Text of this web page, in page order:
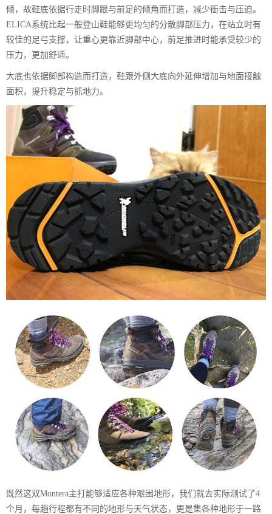
倾，故鞋底依据行走时脚跟与前足的倾角而打造，减少衝击与压迫。
ELICA系统比起一般登山鞋能够更均匀的分散脚部压力，在站立时有
较佳的足弓支撑，让重心更靠近脚部中心，前足推进时能承受较少的
压力，更加舒适。
大底也依据脚部构造而打造，鞋跟外侧大底向外延伸增加与地面接触
面积，提升稳定与抓地力。
既然这双Montera主打能够适应各种艰困地形，我们就去实际测试了4
个月，每趟行程都有不同的地形与天气状态，更是集各种地形于一路